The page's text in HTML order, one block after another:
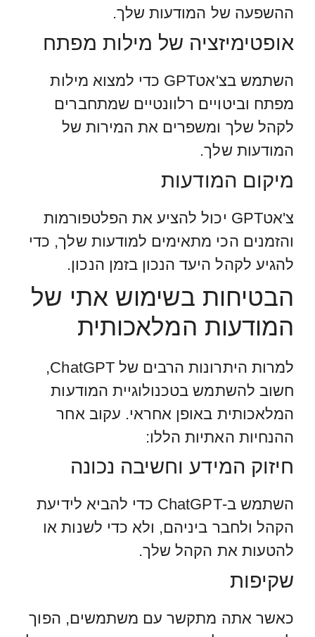
ההשפעה של המודעות שלך.
אופטימיזציה של מילות מפתח
השתמש בצ'אטGPT כדי למצוא מילות
מפתח וביטויים רלוונטיים שמתחברים
לקהל שלך ומשפרים את המירות של
המודעות שלך.
מיקום המודעות
צ'אטGPT יכול להציע את הפלטפורמות
והזמנים הכי מתאימים למודעות שלך, כדי
להגיע לקהל היעד הנכון בזמן הנכון.
הבטיחות בשימוש אתי של
המודעות המלאכותית
למרות היתרונות הרבים של ChatGPT,
חשוב להשתמש בטכנולוגיית המודעות
המלאכותית באופן אחראי. עקוב אחר
ההנחיות האתיות הללו:
חיזוק המידע וחשיבה נכונה
השתמש ב-ChatGPT כדי להביא לידיעת
הקהל ולחבר ביניהם, ולא כדי לשנות או
להטעות את הקהל שלך.
שקיפות
כאשר אתה מתקשר עם משתמשים, הפוך